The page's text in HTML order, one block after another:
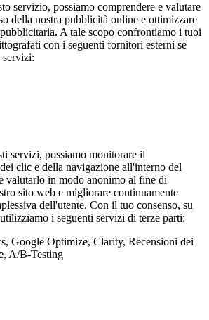
servizio, possiamo comprendere e valutare
della nostra pubblicità online e ottimizzare
A tale scopo confrontiamo i tuoi
con i seguenti fornitori esterni se
servizi, possiamo monitorare il
clic e della navigazione all'interno del
valutarlo in modo anonimo al fine di
sito web e migliorare continuamente
dell'utente. Con il tuo consenso, su
i seguenti servizi di terze parti:
Google Optimize, Clarity, Recensioni dei
A/B-Testing